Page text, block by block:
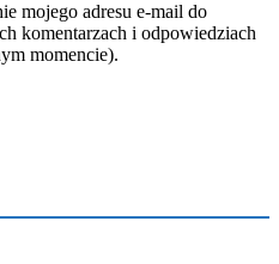
mojego adresu e-mail do
komentarzach i odpowiedziach
momencie).